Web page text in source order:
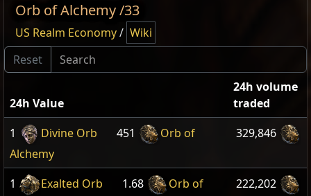
Orb of Alchemy /33
US Realm Economy/ Wiki
24h Value
24h volume
traded
1
Divine Orb 451
Orb of
Alchemy
329,846
1 Exalted Orb 1.68
Orb of
222,202